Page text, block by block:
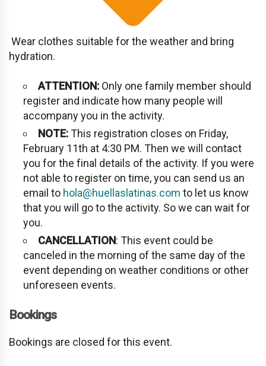
Wear clothes suitable for the weather and bring
hydration.
ATTENTION: Only one family member should
register and indicate how many people will
accompany you in the activity.
NOTE:This registration closes on Friday,
February 11th at 4:30 PM. Then we will contact
you for the final details of the activity. If you were
not able to register on time, you can send us an
email to hola@huellaslatinas.com to let us know
that you will go to the activity. So we can wait for
you.
CANCELLATION: This event could be
canceled in the morning of the same day of the
event depending on weather conditions or other
unforeseen events.
Bookings
Bookings are closed for this event.